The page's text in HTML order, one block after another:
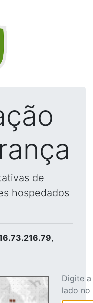
de
hospedados
,
Digite
lado no